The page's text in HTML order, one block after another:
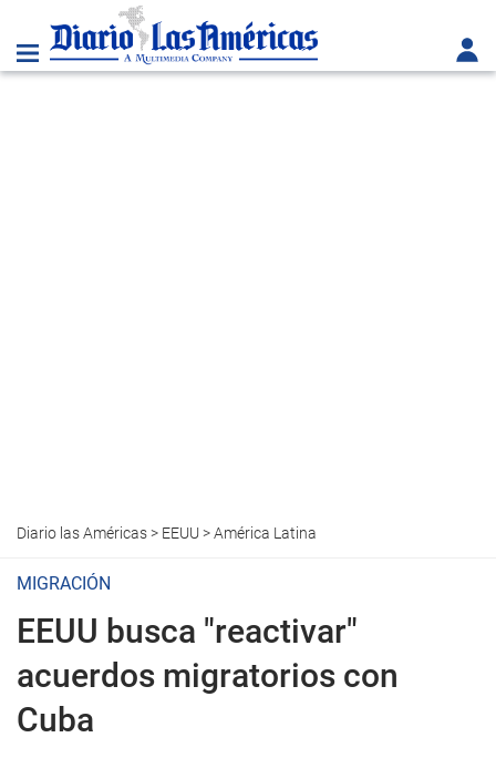
Diario las Américas> EEUU >América Latina
MIGRACIÓN
EEUU busca "reactivar"
acuerdos migratorios con
Cuba